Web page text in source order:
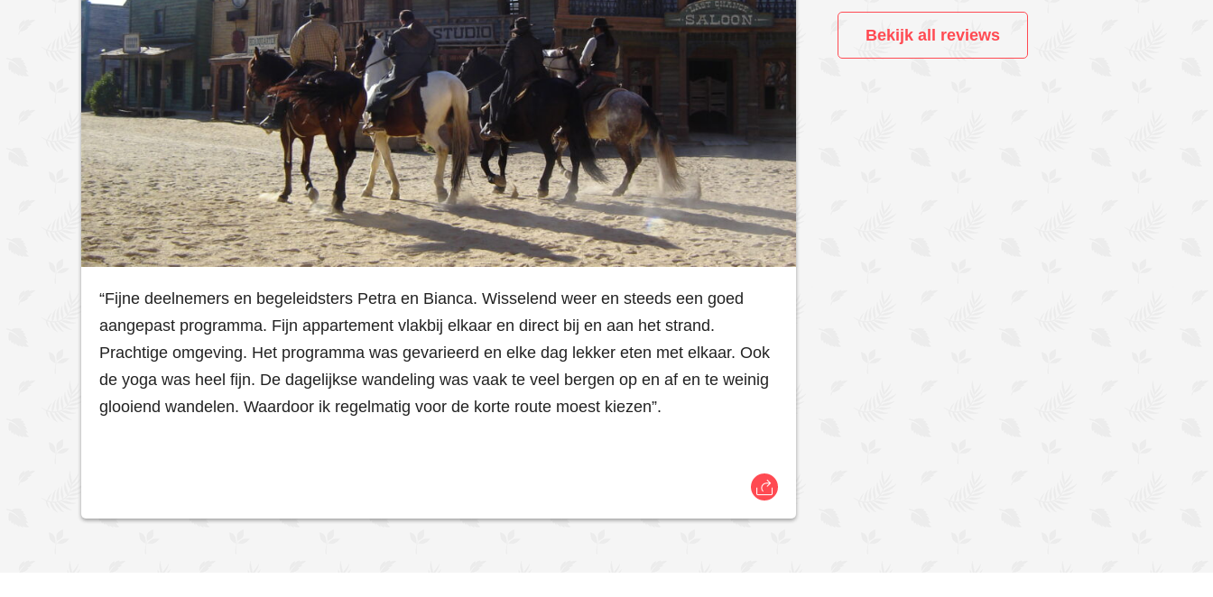
“Fijne deelnemers en begeleidsters Petra en Bianca. Wisselend weer en steeds een goed
aangepast programma. Fijn appartement vlakbij elkaar en direct bij en aan het strand.
Prachtige omgeving. Het programma was gevarieerd en elke dag lekker eten met elkaar. Ook
de yoga was heel fijn. De dagelijkse wandeling was vaak te veel bergen op en af en te weinig
glooiend wandelen. Waardoor ik regelmatig voor de korte route moest kiezen”.
Bekijk all reviews